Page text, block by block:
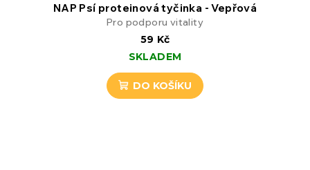
NAP Psí proteinová tyčinka - Vepřová
Pro podporu vitality
59 Kč
SKLADEM
DO KOŠÍKU